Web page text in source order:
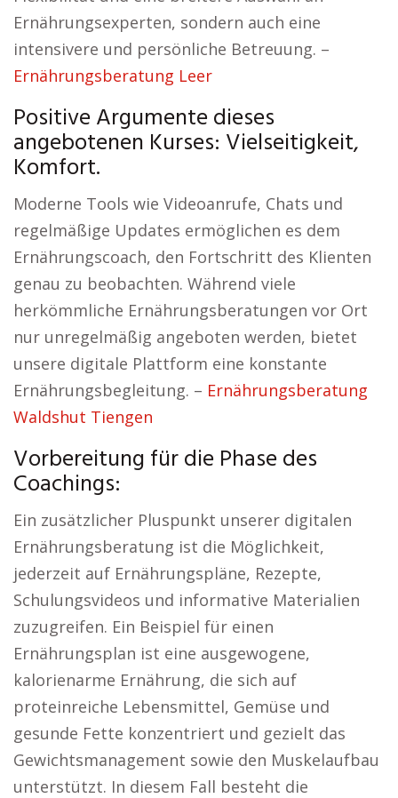
Ernährungsexperten, sondern auch eine
intensivere und persönliche Betreuung. –
Ernährungsberatung Leer
Positive Argumente dieses
angebotenen Kurses: Vielseitigkeit,
Komfort.
Moderne Tools wie Videoanrufe, Chats und
regelmäßige Updates ermöglichen es dem
Ernährungscoach, den Fortschritt des Klienten
genau zu beobachten. Während viele
herkömmliche Ernährungsberatungen vor Ort
nur unregelmäßig angeboten werden, bietet
unsere digitale Plattform eine konstante
Ernährungsbegleitung. – Ernährungsberatung
Waldshut Tiengen
Vorbereitung für die Phase des
Coachings:
Ein zusätzlicher Pluspunkt unserer digitalen
Ernährungsberatung ist die Möglichkeit,
jederzeit auf Ernährungspläne, Rezepte,
Schulungsvideos und informative Materialien
zuzugreifen. Ein Beispiel für einen
Ernährungsplan ist eine ausgewogene,
kalorienarme Ernährung, die sich auf
proteinreiche Lebensmittel, Gemüse und
gesunde Fette konzentriert und gezielt das
Gewichtsmanagement sowie den Muskelaufbau
unterstützt. In diesem Fall besteht die